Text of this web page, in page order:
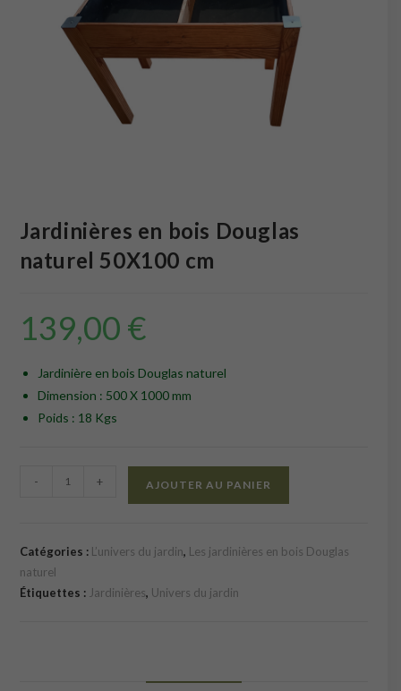
Jardinières en bois Douglas
naturel 50X100 cm
139,00 €
Jardinière en bois Douglas naturel
Dimension : 500 X 1000 mm
Poids : 18 Kgs
quantité
bois
Douglas
- + AJOUTER AU PANIER
Catégories : L’univers du jardin, Les jardinières en bois Douglas
naturel
Étiquettes : Jardinières, Univers du jardin